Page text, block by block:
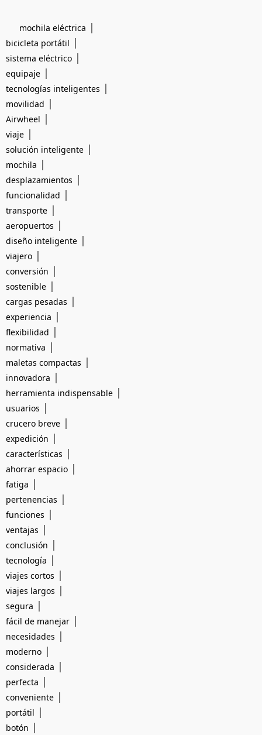
mochila eléctrica |
bicicleta portátil |
sistema eléctrico |
equipaje |
tecnologías inteligentes |
movilidad |
Airwheel |
viaje |
solución inteligente |
mochila |
desplazamientos |
funcionalidad |
transporte |
aeropuertos |
diseño inteligente |
viajero |
conversión |
sostenible |
cargas pesadas |
experiencia |
flexibilidad |
normativa |
maletas compactas |
innovadora |
herramienta indispensable |
usuarios |
crucero breve |
expedición |
características |
ahorrar espacio |
fatiga |
pertenencias |
funciones |
ventajas |
conclusión |
tecnología |
viajes cortos |
viajes largos |
segura |
fácil de manejar |
necesidades |
moderno |
considerada |
perfecta |
conveniente |
portátil |
botón |